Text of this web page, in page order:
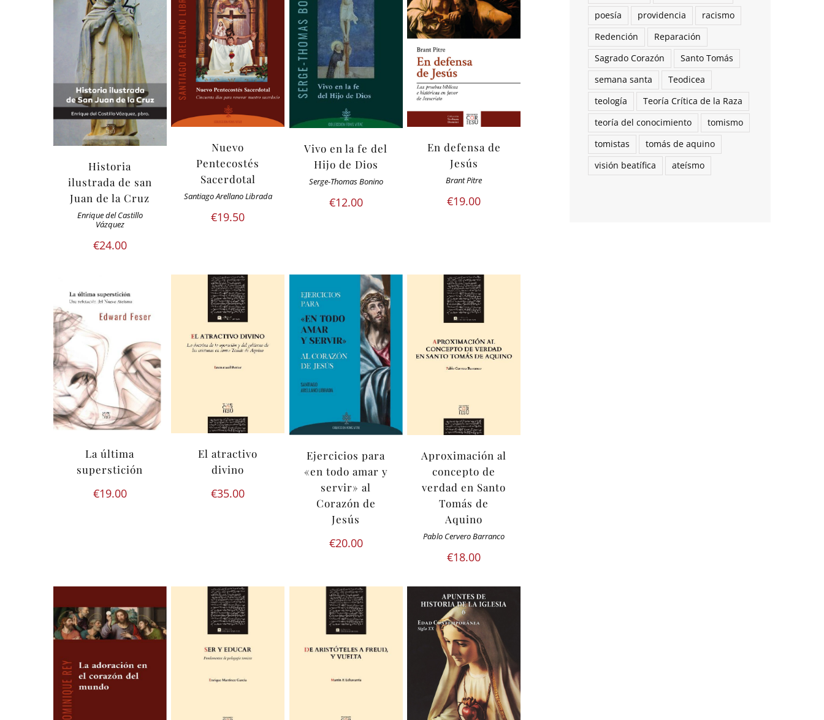
Historia
ilustrada de san
Juan de la Cruz
Enrique del Castillo
Vázquez
€24.00
Nuevo
Pentecostés
Sacerdotal
Santiago Arellano Librada
€19.50
Vivo en la fe del
Hijo de Dios
Serge-Thomas Bonino
€12.00
En defensa de
Jesús
Brant Pitre
€19.00
La última
superstición
€19.00
El atractivo
divino
€35.00
Ejercicios para
«en todo amar y
servir» al
Corazón de
Jesús
€20.00
Aproximación al
concepto de
verdad en Santo
Tomás de
Aquino
Pablo Cervero Barranco
€18.00
poesía
providencia
racismo
Redención
Reparación
Sagrado Corazón
Santo Tomás
semana santa
Teodicea
teología
Teoría Crítica de la Raza
teoría del conocimiento
tomismo
tomistas
tomás de aquino
visión beatífica
ateísmo